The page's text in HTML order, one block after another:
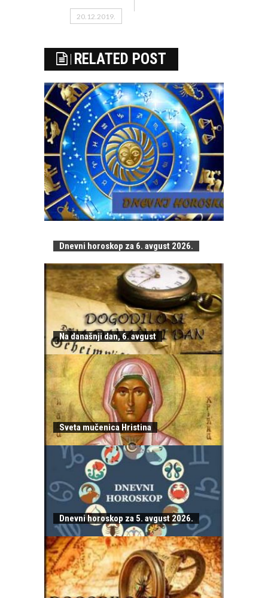
20.12.2019.
RELATED POST
Dnevni horoskop za 6. avgust 2026.
Na današnji dan, 6. avgust
Sveta mučenica Hristina
Dnevni horoskop za 5. avgust 2026.